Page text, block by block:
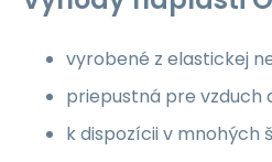
vyrobené z elastickej
priepustná pre vzduch
k dispozícii v mnohých